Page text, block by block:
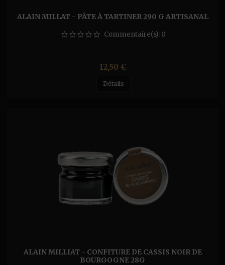
ALAIN MILLAT - PÂTE À TARTINER 290 G ARTISANAL
Commentaire(s): 0
Prix
12,50 €
Détails
ALAIN MILLIAT - CONFITURE DE CASSIS NOIR DE
BOURGOGNE 28G